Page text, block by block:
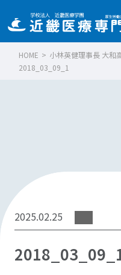
HOME > 小林英健理事長 大和
2018_03_09_1
2025.02.25